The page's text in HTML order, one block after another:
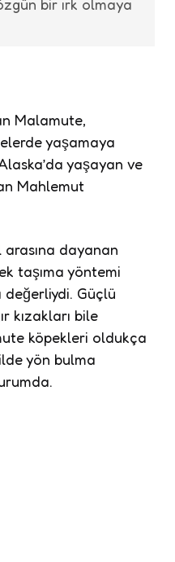
bir ırk olmaya
Malamute,
yaşamaya
yaşayan ve
Mahlemut
dayanan
taşıma yöntemi
değerliydi. Güçlü
kızakları bile
köpekleri oldukça
yön bulma